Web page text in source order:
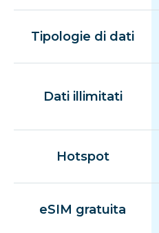
Tipologie di dati
Dati illimitati
Hotspot
eSIM gratuita